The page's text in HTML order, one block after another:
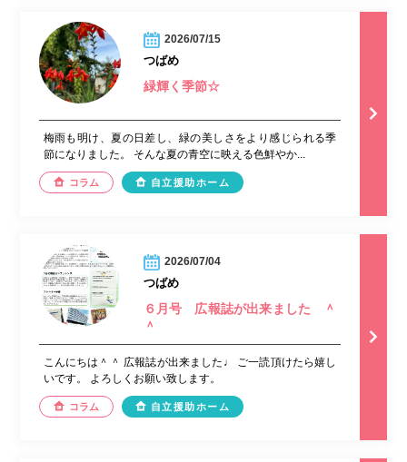
2026/07/15
つばめ
緑輝く季節☆
梅雨も明け、夏の日差し、緑の美しさをより感じられる季
節になりました。 そんな夏の青空に映える色鮮やか...
コラム 自立援助ホーム
2026/07/04
つばめ
６月号 広報誌が出来ました ＾
＾
こんにちは＾＾ 広報誌が出来ました♩ ご一読頂けたら嬉し
いです。 よろしくお願い致します。
コラム 自立援助ホーム